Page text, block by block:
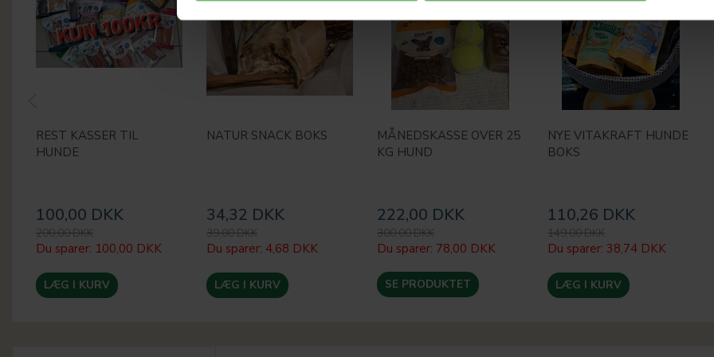
REST KASSER TIL
HUNDE
100,00 DKK
200,00 DKK
Du sparer: 100,00 DKK
LÆG I KURV
NATUR SNACK BOKS
34,32 DKK
39,00 DKK
Du sparer: 4,68 DKK
LÆG I KURV
MÅNEDSKASSE OVER 25
KG HUND
222,00 DKK
300,00 DKK
Du sparer: 78,00 DKK
SE PRODUKTET
NYE VITAKRAFT HUNDE
BOKS
110,26 DKK
149,00 DKK
Du sparer: 38,74 DKK
LÆG I KURV